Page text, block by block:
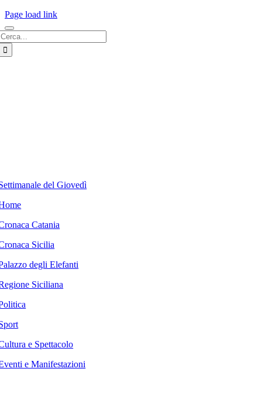
Page load link
del Giovedì
Catania
Sicilia
degli Elefanti
Siciliana
e Spettacolo
e Manifestazioni